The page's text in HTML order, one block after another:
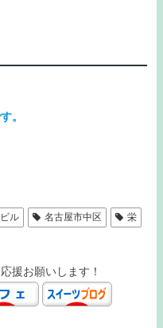
。
ル 名古屋市中区 栄
援お願いします！